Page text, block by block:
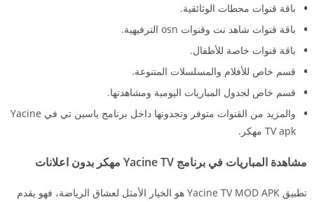
باقة قنوات محطات الوثائقية.
باقة قنوات شاهد نت وقنوات osn الترفيهية.
باقة قنوات خاصة للأطفال.
قسم خاص للأفلام والمسلسلات المتنوعة.
قسم خاص لجدول المباريات اليومية ومشاهدتها.
والمزيد من القنوات متوفر وتجدونها داخل برنامج ياسين تي في Yacine
TV apk مهكر.
مشاهدة المباريات في برنامج Yacine TV مهكر بدون اعلانات
تطبيق Yacine TV MOD APK هو الخيار الأمثل لعشاق الرياضة، فهو يقدم